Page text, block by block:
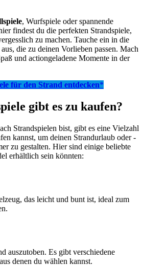
, Wurfspiele oder spannende
findest du die perfekten Strandspiele,
zu machen. Tauche ein in die
die zu deinen Vorlieben passen. Mach
und actiongeladene Momente in der
für den Strand entdecken*
gibt es zu kaufen?
Strandspielen bist, gibt es eine Vielzahl
kannst, um deinen Strandurlaub oder -
zu gestalten. Hier sind einige beliebte
erhältlich sein könnten:
das leicht und bunt ist, ideal zum
auszutoben. Es gibt verschiedene
denen du wählen kannst.